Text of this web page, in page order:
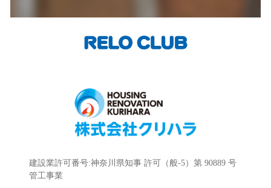
建設業許可番号:神奈川県知事 許可（般-5）第 90889 号
管工事業